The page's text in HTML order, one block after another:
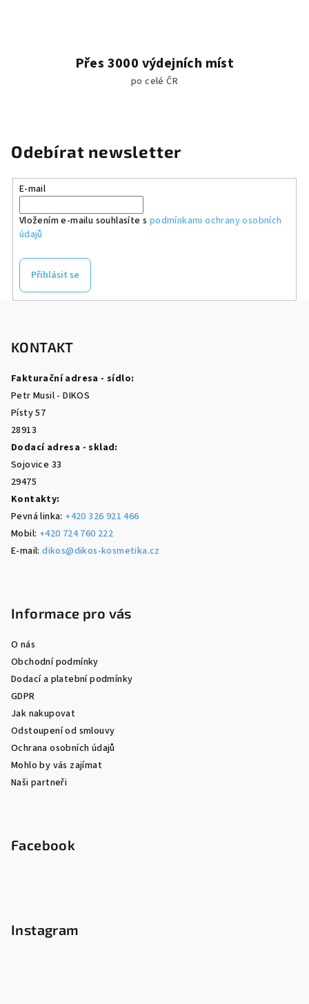
Přes 3000 výdejních míst
po celé ČR
Odebírat newsletter
E-mail
Vložením e-mailu souhlasíte s podmínkami ochrany osobních
údajů
Přihlásit se
KONTAKT
Fakturační adresa - sídlo:
Petr Musil - DIKOS
Písty 57
28913
Dodací adresa - sklad:
Sojovice 33
29475
Kontakty:
Pevná linka: +420 326 921 466
Mobil: +420 724 760 222
E-mail:dikos@dikos-kosmetika.cz
Informace pro vás
O nás
Obchodní podmínky
Dodací a platební podmínky
GDPR
Jak nakupovat
Odstoupení od smlouvy
Ochrana osobních údajů
Mohlo by vás zajímat
Naši partneři
Facebook
Instagram